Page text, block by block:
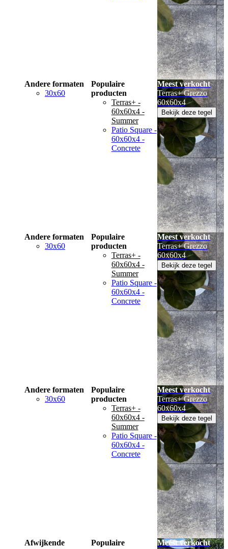
Andere formaten
30x60
Populaire
producten
Terras+ -
60x60x4 -
Summer
Patio Square -
60x60x4 -
Concrete
Meest verkocht
Terras+ Grezzo
60x60x4
Bekijk deze tegel
Andere formaten
30x60
Populaire
producten
Terras+ -
60x60x4 -
Summer
Patio Square -
60x60x4 -
Concrete
Meest verkocht
Terras+ Grezzo
60x60x4
Bekijk deze tegel
Andere formaten
30x60
Populaire
producten
Terras+ -
60x60x4 -
Summer
Patio Square -
60x60x4 -
Concrete
Meest verkocht
Terras+ Grezzo
60x60x4
Bekijk deze tegel
Afwijkende
Populaire
Meest verkocht